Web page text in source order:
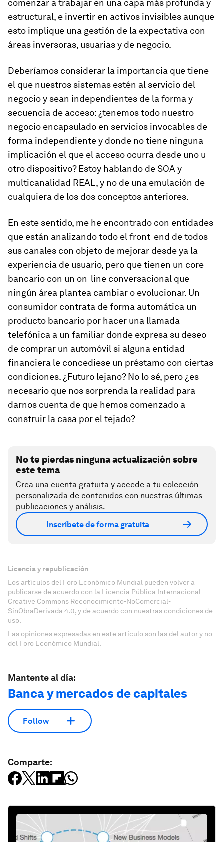
comenzar a trabajar en una capa más profunda y
estructural, e invertir en activos invisibles aunque
esto implique una gestión de la expectativa con
áreas inversoras, usuarias y de negocio.
Deberíamos considerar la importancia que tiene
el que nuestros sistemas estén al servicio del
negocio y sean independientes de la forma y
secuencia de acceso: ¿tenemos todo nuestro
negocio encapsulado en servicios invocables de
forma independiente y donde no tiene ninguna
implicación el que el acceso ocurra desde uno u
otro dispositivo? Estoy hablando de SOA y
multicanalidad REAL, y no de una emulación de
cualquiera de los dos conceptos anteriores.
En este sentido, me he encontrado con entidades
que están analizando todo el front-end de todos
sus canales con objeto de mejorar desde ya la
experiencia de usuario, pero que tienen un core
bancario con un on-line conversacional que
ningún área plantea cambiar o evolucionar. Un
consumidor contrata de forma automática un
producto bancario por hacer una llamada
telefónica a un familiar donde expresa su deseo
de comprar un automóvil si alguna entidad
financiera le concediese un préstamo con ciertas
condiciones. ¿Futuro lejano? No lo sé, pero ¿es
necesario que nos sorprenda la realidad para
darnos cuenta de que hemos comenzado a
construir la casa por el tejado?
No te pierdas ninguna actualización sobre
este tema
Crea una cuenta gratuita y accede a tu colección
personalizada de contenidos con nuestras últimas
publicaciones y análisis.
Inscríbete de forma gratuita
Licencia y republicación
Los artículos del Foro Económico Mundial pueden volver a
publicarse de acuerdo con la Licencia Pública Internacional
Creative Commons Reconocimiento-NoComercial-
SinObraDerivada 4.0, y de acuerdo con nuestras condiciones de
uso.
Las opiniones expresadas en este artículo son las del autor y no
del Foro Económico Mundial.
Mantente al día:
Banca y mercados de capitales
Follow
Comparte: